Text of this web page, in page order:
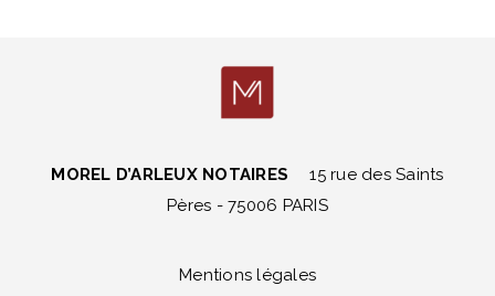
MOREL D’ARLEUX NOTAIRES
15 rue des Saints
Pères - 75006 PARIS
Mentions légales